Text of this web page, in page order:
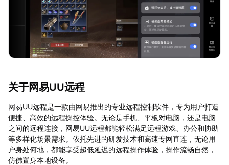
关于网易UU远程
网易UU远程是一款由网易推出的专业远程控制软件，专为用户打造
便捷、高效的远程操控体验。无论是手机、平板对电脑，还是电脑
之间的远程连接，网易UU远程都能轻松满足远程游戏、办公和协助
等多样化场景需求。依托先进的研发技术和高速专网直连，无论用
户身处何地，都能享受超低延迟的远程操作体验，操作流畅自然，
仿佛置身本地设备。